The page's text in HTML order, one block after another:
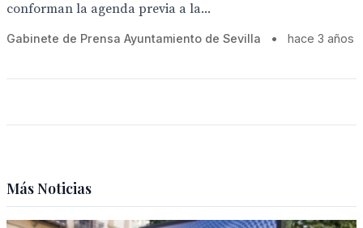
conforman la agenda previa a la...
Gabinete de Prensa Ayuntamiento de Sevilla • hace 3 años
Más Noticias